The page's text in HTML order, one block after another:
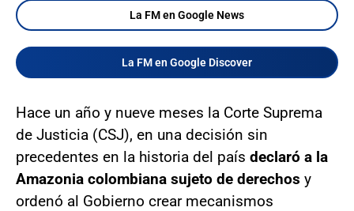
La FM en Google News
La FM en Google Discover
Hace un año y nueve meses la Corte Suprema
de Justicia (CSJ), en una decisión sin
precedentes en la historia del país declaró a la
Amazonia colombiana sujeto de derechos y
ordenó al Gobierno crear mecanismos